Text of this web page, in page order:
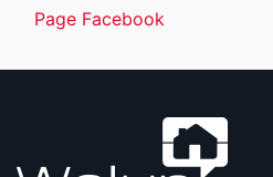
Page Facebook